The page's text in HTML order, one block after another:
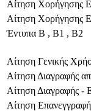
Αίτηση Χορήγησης
Αίτηση Χορήγησης
Έντυπα Β , Β1 , Β2
Αίτηση Γενικής
Αίτηση Διαγραφής
Αίτηση Διαγραφής -
Αίτηση